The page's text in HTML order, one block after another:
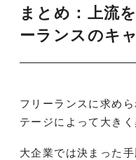
まとめ：上流
ーランスのキ
フリーランスに求め
テージによって大きく
大企業では決まった